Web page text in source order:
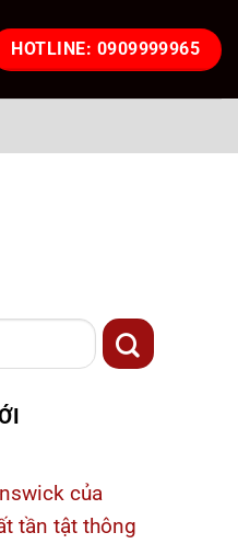
HOTLINE: 0909999965
của
tần tật thông